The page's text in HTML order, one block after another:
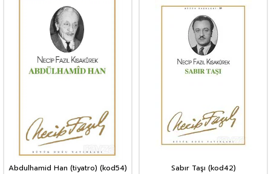
Abdulhamid Han (tiyatro) (kod54) Sabır Taşı (kod42)